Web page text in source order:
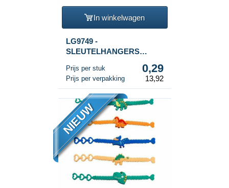
In winkelwagen
LG9749 -
SLEUTELHANGERS
Prijs per stuk 0,29
Prijs per verpakking 13,92
NIEUW